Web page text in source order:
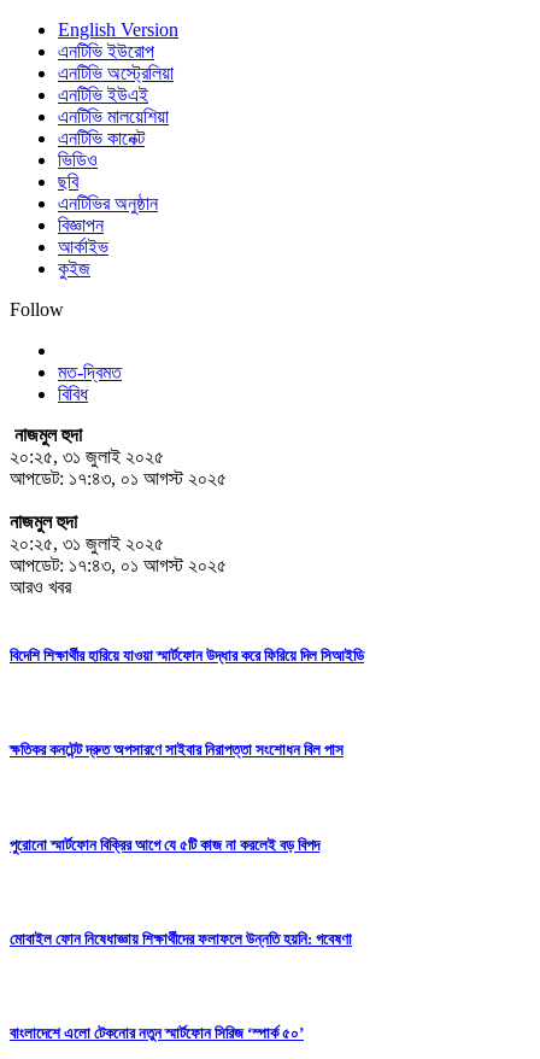
English Version
এনটিভি ইউরোপ
এনটিভি অস্ট্রেলিয়া
এনটিভি ইউএই
এনটিভি মালয়েশিয়া
এনটিভি কানেক্ট
ভিডিও
ছবি
এনটিভির অনুষ্ঠান
বিজ্ঞাপন
আর্কাইভ
কুইজ
Follow
মত-দ্বিমত
বিবিধ
নাজমুল হুদা
২০:২৫, ৩১ জুলাই ২০২৫
আপডেট: ১৭:৪৩, ০১ আগস্ট ২০২৫
নাজমুল হুদা
২০:২৫, ৩১ জুলাই ২০২৫
আপডেট: ১৭:৪৩, ০১ আগস্ট ২০২৫
আরও খবর
বিদেশি শিক্ষার্থীর হারিয়ে যাওয়া স্মার্টফোন উদ্ধার করে ফিরিয়ে দিল সিআইডি
ক্ষতিকর কনটেন্ট দ্রুত অপসারণে সাইবার নিরাপত্তা সংশোধন বিল পাস
পুরোনো স্মার্টফোন বিক্রির আগে যে ৫টি কাজ না করলেই বড় বিপদ
মোবাইল ফোন নিষেধাজ্ঞায় শিক্ষার্থীদের ফলাফলে উন্নতি হয়নি: গবেষণা
বাংলাদেশে এলো টেকনোর নতুন স্মার্টফোন সিরিজ ‘স্পার্ক ৫০’